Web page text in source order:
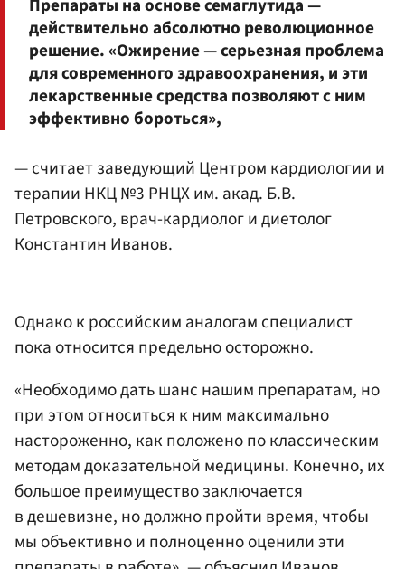
действительно абсолютно революционное
решение. «Ожирение — серьезная проблема
для современного здравоохранения, и эти
лекарственные средства позволяют с ним
эффективно бороться»,
— считает заведующий Центром кардиологии и
терапии НКЦ №3 РНЦХ им. акад. Б.В.
Петровского, врач-кардиолог и диетолог
Константин Иванов.
Однако к российским аналогам специалист
пока относится предельно осторожно.
«Необходимо дать шанс нашим препаратам, но
при этом относиться к ним максимально
настороженно, как положено по классическим
методам доказательной медицины. Конечно, их
большое преимущество заключается
в дешевизне, но должно пройти время, чтобы
мы объективно и полноценно оценили эти